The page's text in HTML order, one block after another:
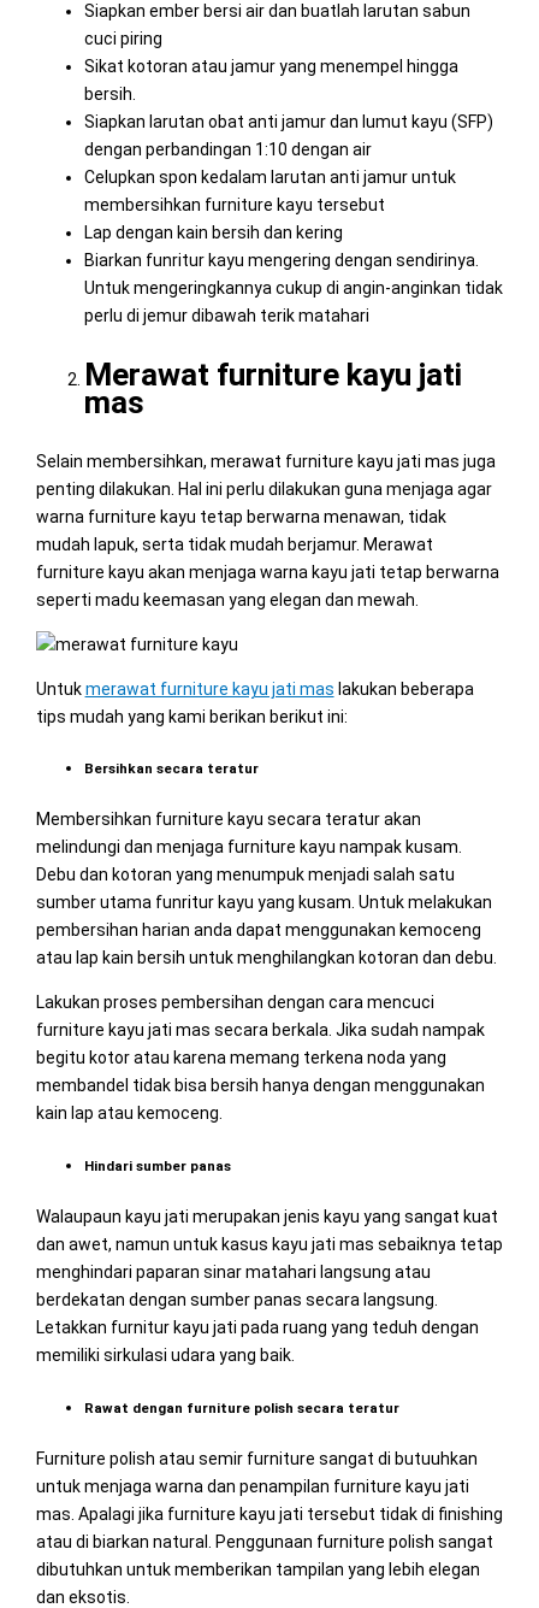
Siapkan ember bersi air dan buatlah larutan sabun
cuci piring
Sikat kotoran atau jamur yang menempel hingga
bersih.
Siapkan larutan obat anti jamur dan lumut kayu (SFP)
dengan perbandingan 1:10 dengan air
Celupkan spon kedalam larutan anti jamur untuk
membersihkan furniture kayu tersebut
Lap dengan kain bersih dan kering
Biarkan funritur kayu mengering dengan sendirinya.
Untuk mengeringkannya cukup di angin-anginkan tidak
perlu di jemur dibawah terik matahari
Merawat furniture kayu jati
mas
Selain membersihkan, merawat furniture kayu jati mas juga
penting dilakukan. Hal ini perlu dilakukan guna menjaga agar
warna furniture kayu tetap berwarna menawan, tidak
mudah lapuk, serta tidak mudah berjamur. Merawat
furniture kayu akan menjaga warna kayu jati tetap berwarna
seperti madu keemasan yang elegan dan mewah.
Untukmerawat furniture kayu jati mas lakukan beberapa
tips mudah yang kami berikan berikut ini:
Bersihkan secara teratur
Membersihkan furniture kayu secara teratur akan
melindungi dan menjaga furniture kayu nampak kusam.
Debu dan kotoran yang menumpuk menjadi salah satu
sumber utama funritur kayu yang kusam. Untuk melakukan
pembersihan harian anda dapat menggunakan kemoceng
atau lap kain bersih untuk menghilangkan kotoran dan debu.
Lakukan proses pembersihan dengan cara mencuci
furniture kayu jati mas secara berkala. Jika sudah nampak
begitu kotor atau karena memang terkena noda yang
membandel tidak bisa bersih hanya dengan menggunakan
kain lap atau kemoceng.
Hindari sumber panas
Walaupaun kayu jati merupakan jenis kayu yang sangat kuat
dan awet, namun untuk kasus kayu jati mas sebaiknya tetap
menghindari paparan sinar matahari langsung atau
berdekatan dengan sumber panas secara langsung.
Letakkan furnitur kayu jati pada ruang yang teduh dengan
memiliki sirkulasi udara yang baik.
Rawat dengan furniture polish secara teratur
Furniture polish atau semir furniture sangat di butuuhkan
untuk menjaga warna dan penampilan furniture kayu jati
mas. Apalagi jika furniture kayu jati tersebut tidak di finishing
atau di biarkan natural. Penggunaan furniture polish sangat
dibutuhkan untuk memberikan tampilan yang lebih elegan
dan eksotis.